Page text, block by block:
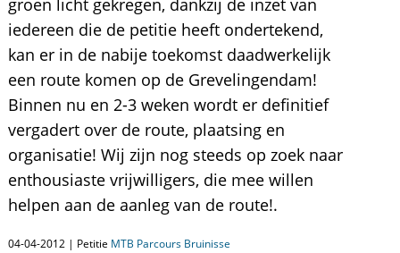
groen licht gekregen, dankzij de inzet van
iedereen die de petitie heeft ondertekend,
kan er in de nabije toekomst daadwerkelijk
een route komen op de Grevelingendam!
Binnen nu en 2-3 weken wordt er definitief
vergadert over de route, plaatsing en
organisatie! Wij zijn nog steeds op zoek naar
enthousiaste vrijwilligers, die mee willen
helpen aan de aanleg van de route!.
04-04-2012 | Petitie MTB Parcours Bruinisse